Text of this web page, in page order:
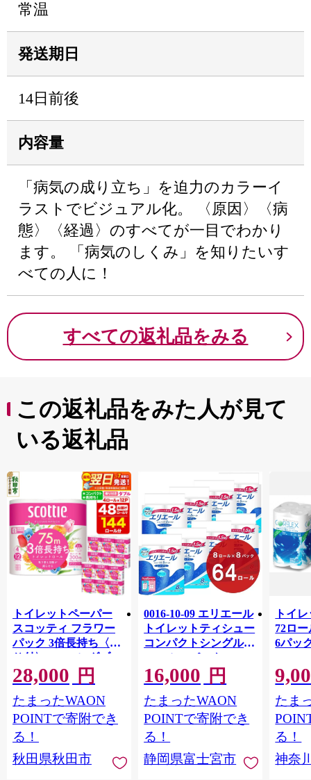
常温
発送期日
14日前後
内容量
「病気の成り立ち」を迫力のカラーイ
ラストでビジュアル化。 〈原因〉〈病
態〉〈経過〉のすべてが一目でわかり
ます。 「病気のしくみ」を知りたいす
べての人に！
すべての返礼品をみる
この返礼品をみた人が見て
いる返礼品
トイレットペーパー
スコッティ フラワー
パック 3倍長持ち〈香
り付〉4ロール(ダブ
ル)×12パック 日用品
最短翌日発送 [スコッ
ティ フラワーパック
トイレットペーパー
日本製紙クレシア] 秋
田県秋田市
28,000 円
たまったWAON
POINTで寄附でき
る！
秋田県秋田市
0016-10-09 エリエール
トイレットティシュー
コンパクトシングル 8
ロール×8パック 64ロ
ール 1.5倍巻 82.5m
トイレットペーパー
シングル パルプ100％
香りつき 日用品 消耗
品 備蓄
16,000 円
たまったWAON
POINTで寄附でき
る！
静岡県富士宮市
トイ
72ロ
6パッ
FSCリ
長巻タ
100％
防災
ペー
川県
トペー
たま
る！
神奈